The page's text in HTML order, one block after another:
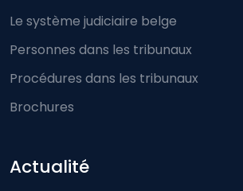
Le système judiciaire belge
Personnes dans les tribunaux
Procédures dans les tribunaux
Brochures
Actualité